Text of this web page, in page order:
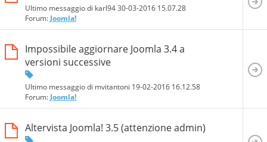
Ultimo messaggio di karl94 30-03-2016 15.07.28
Forum: Joomla!
Impossibile aggiornare Joomla 3.4 a
versioni successive
Ultimo messaggio di mvitantoni 19-02-2016 16.12.58
Forum: Joomla!
Altervista Joomla! 3.5 (attenzione admin)